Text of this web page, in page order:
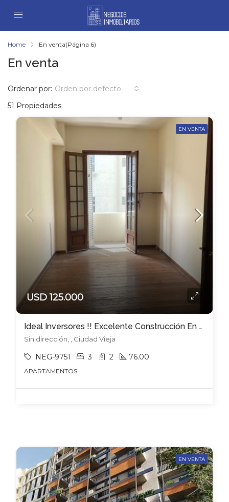
Home En venta(Página 6)
En venta
51 Propiedades
Ordenar por: Orden por defecto
EN VENTA
USD 125.000
Ideal Inversores !! Excelente Construcción En El Corazón De Ciudad Vieja !!
Sin dirección, , Ciudad Vieja
NEG-9751 3 2 76.00
APARTAMENTOS
EN VENTA